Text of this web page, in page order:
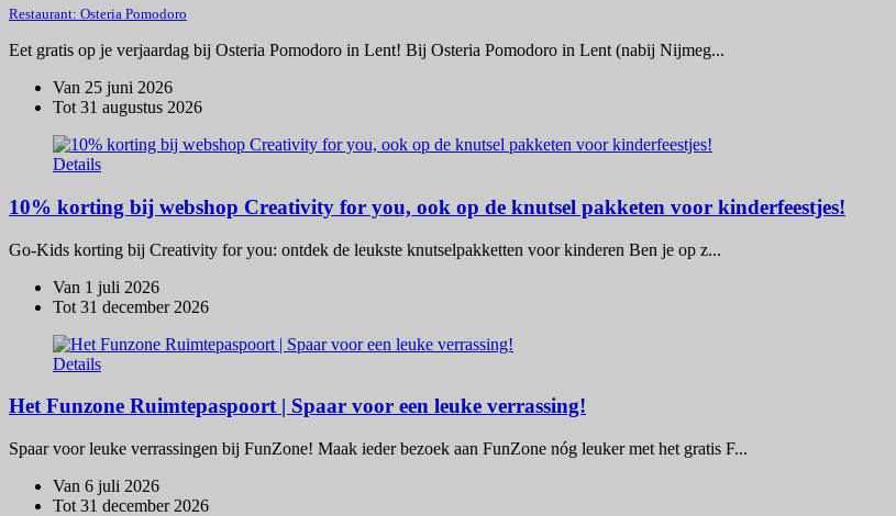
Restaurant: Osteria Pomodoro
Eet gratis op je verjaardag bij Osteria Pomodoro in Lent! Bij Osteria Pomodoro in Lent (nabij Nijmeg...
Van 25 juni 2026
Tot 31 augustus 2026
Details
10% korting bij webshop Creativity for you, ook op de knutsel pakketen voor kinderfeestjes!
Go-Kids korting bij Creativity for you: ontdek de leukste knutselpakketten voor kinderen Ben je op z...
Van 1 juli 2026
Tot 31 december 2026
Details
Het Funzone Ruimtepaspoort | Spaar voor een leuke verrassing!
Spaar voor leuke verrassingen bij FunZone! Maak ieder bezoek aan FunZone nóg leuker met het gratis F...
Van 6 juli 2026
Tot 31 december 2026